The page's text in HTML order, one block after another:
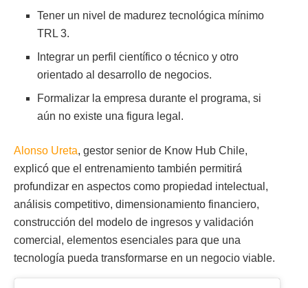
Tener un nivel de madurez tecnológica mínimo
TRL 3.
Integrar un perfil científico o técnico y otro
orientado al desarrollo de negocios.
Formalizar la empresa durante el programa, si
aún no existe una figura legal.
Alonso Ureta, gestor senior de Know Hub Chile,
explicó que el entrenamiento también permitirá
profundizar en aspectos como propiedad intelectual,
análisis competitivo, dimensionamiento financiero,
construcción del modelo de ingresos y validación
comercial, elementos esenciales para que una
tecnología pueda transformarse en un negocio viable.